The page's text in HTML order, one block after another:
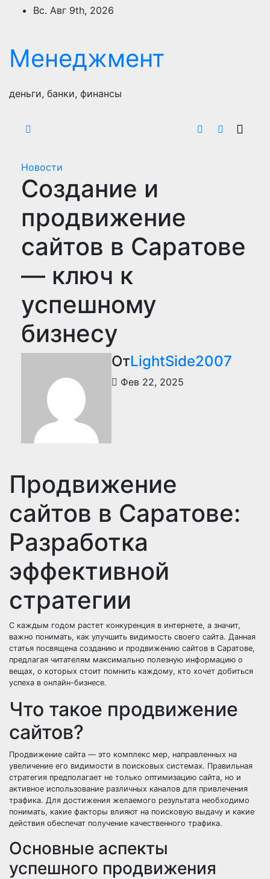
ПерейтиВс. Авг 9th, 2026
Менеджмент
деньги, банки, финансы
Новости
Создание и
продвижение
сайтов в Саратове
— ключ к
успешному
бизнесу
ОтLightSide2007
Фев 22, 2025
Продвижение
сайтов в Саратове:
Разработка
эффективной
стратегии
С каждым годом растет конкуренция в интернете, а значит,
важно понимать, как улучшить видимость своего сайта. Данная
статья посвящена созданию и продвижению сайтов в Саратове,
предлагая читателям максимально полезную информацию о
вещах, о которых стоит помнить каждому, кто хочет добиться
успеха в онлайн-бизнесе.
Что такое продвижение
сайтов?
Продвижение сайта — это комплекс мер, направленных на
увеличение его видимости в поисковых системах. Правильная
стратегия предполагает не только оптимизацию сайта, но и
активное использование различных каналов для привлечения
трафика. Для достижения желаемого результата необходимо
понимать, какие факторы влияют на поисковую выдачу и какие
действия обеспечат получение качественного трафика.
Основные аспекты
успешного продвижения